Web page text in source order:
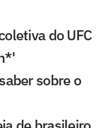
do UFC
sobre o